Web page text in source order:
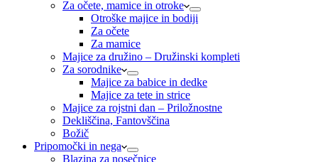
Za očete, mamice in otroke
Otroške majice in bodiji
Za očete
Za mamice
Majice za družino – Družinski kompleti
Za sorodnike
Majice za babice in dedke
Majice za tete in strice
Majice za rojstni dan – Priložnostne
Dekliščina, Fantovščina
Božič
Pripomočki in nega
Blazina za nosečnice